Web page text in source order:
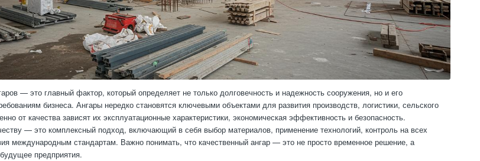
— это главный фактор, который определяет не только долговечность и надежность сооружения, но и его
бизнеса. Ангары нередко становятся ключевыми объектами для развития производств, логистики, сельского
от качества зависят их эксплуатационные характеристики, экономическая эффективность и безопасность.
— это комплексный подход, включающий в себя выбор материалов, применение технологий, контроль на всех
международным стандартам. Важно понимать, что качественный ангар — это не просто временное решение, а
предприятия.